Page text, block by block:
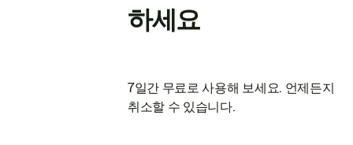
하세요
7일간 무료로 사용해 보세요. 언제든지
취소할 수 있습니다.